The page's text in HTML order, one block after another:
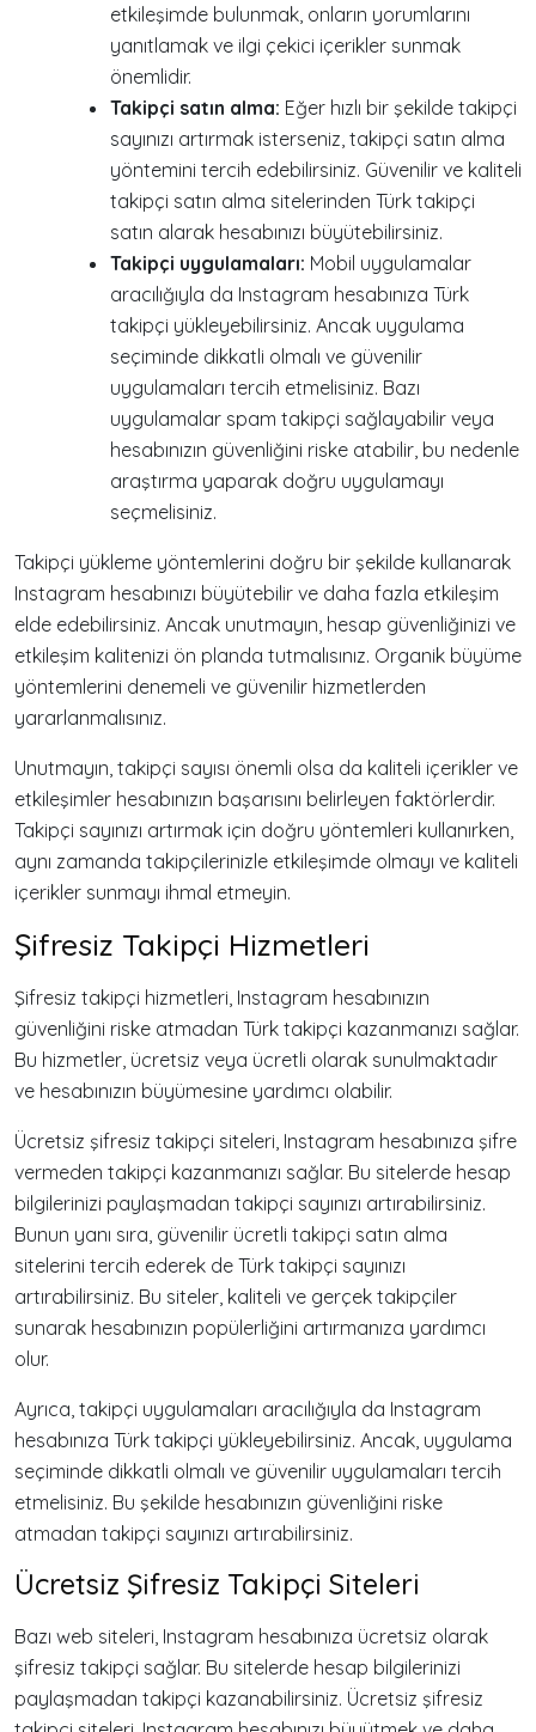
etkileşimde bulunmak, onların yorumlarını
yanıtlamak ve ilgi çekici içerikler sunmak
önemlidir.
Takipçi satın alma: Eğer hızlı bir şekilde takipçi
sayınızı artırmak isterseniz, takipçi satın alma
yöntemini tercih edebilirsiniz. Güvenilir ve kaliteli
takipçi satın alma sitelerinden Türk takipçi
satın alarak hesabınızı büyütebilirsiniz.
Takipçi uygulamaları: Mobil uygulamalar
aracılığıyla da Instagram hesabınıza Türk
takipçi yükleyebilirsiniz. Ancak uygulama
seçiminde dikkatli olmalı ve güvenilir
uygulamaları tercih etmelisiniz. Bazı
uygulamalar spam takipçi sağlayabilir veya
hesabınızın güvenliğini riske atabilir, bu nedenle
araştırma yaparak doğru uygulamayı
seçmelisiniz.
Takipçi yükleme yöntemlerini doğru bir şekilde kullanarak
Instagram hesabınızı büyütebilir ve daha fazla etkileşim
elde edebilirsiniz. Ancak unutmayın, hesap güvenliğinizi ve
etkileşim kalitenizi ön planda tutmalısınız. Organik büyüme
yöntemlerini denemeli ve güvenilir hizmetlerden
yararlanmalısınız.
Unutmayın, takipçi sayısı önemli olsa da kaliteli içerikler ve
etkileşimler hesabınızın başarısını belirleyen faktörlerdir.
Takipçi sayınızı artırmak için doğru yöntemleri kullanırken,
aynı zamanda takipçilerinizle etkileşimde olmayı ve kaliteli
içerikler sunmayı ihmal etmeyin.
Şifresiz Takipçi Hizmetleri
Şifresiz takipçi hizmetleri, Instagram hesabınızın
güvenliğini riske atmadan Türk takipçi kazanmanızı sağlar.
Bu hizmetler, ücretsiz veya ücretli olarak sunulmaktadır
ve hesabınızın büyümesine yardımcı olabilir.
Ücretsiz şifresiz takipçi siteleri, Instagram hesabınıza şifre
vermeden takipçi kazanmanızı sağlar. Bu sitelerde hesap
bilgilerinizi paylaşmadan takipçi sayınızı artırabilirsiniz.
Bunun yanı sıra, güvenilir ücretli takipçi satın alma
sitelerini tercih ederek de Türk takipçi sayınızı
artırabilirsiniz. Bu siteler, kaliteli ve gerçek takipçiler
sunarak hesabınızın popülerliğini artırmanıza yardımcı
olur.
Ayrıca, takipçi uygulamaları aracılığıyla da Instagram
hesabınıza Türk takipçi yükleyebilirsiniz. Ancak, uygulama
seçiminde dikkatli olmalı ve güvenilir uygulamaları tercih
etmelisiniz. Bu şekilde hesabınızın güvenliğini riske
atmadan takipçi sayınızı artırabilirsiniz.
Ücretsiz Şifresiz Takipçi Siteleri
Bazı web siteleri, Instagram hesabınıza ücretsiz olarak
şifresiz takipçi sağlar. Bu sitelerde hesap bilgilerinizi
paylaşmadan takipçi kazanabilirsiniz. Ücretsiz şifresiz